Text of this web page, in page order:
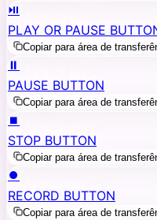
⏯️
PLAY OR PAUSE
Copiar para área de
⏸️
PAUSE BUTTON
Copiar para área de
⏹️
STOP BUTTON
Copiar para área de
⏺️
RECORD BUTTON
Copiar para área de